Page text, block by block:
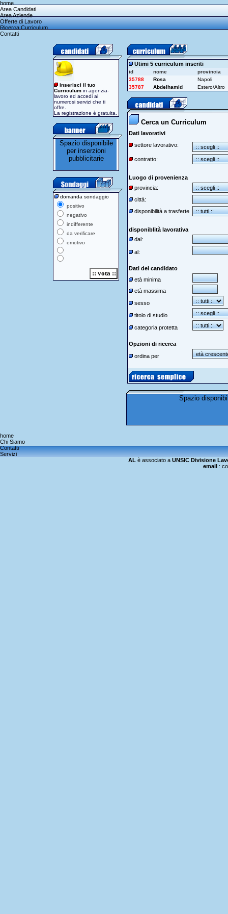
home
Area Candidati
Area Aziende
Offerte di Lavoro
Ricerca Curriculum
Contatti
inserisci il tuo
Curriculum in agenzia-
lavoro ed accedi ai
numerosi servizi che ti
offre.
La registrazione è gratuita.
domanda sondaggio
positivo
negativo
indifferente
da verificare
emotivo
Utimi 5 curriculum inseriti
id nome
provincia
35788
Rosa
Napoli
35787
Abdelhamid Estero/Altro
Cerca un Curriculum
Dati lavorativi
settore lavorativo:
contratto:
Luogo di provenienza
provincia:
città:
disponibilità a trasferte
disponiblità lavorativa
dal:
al:
Dati del candidato
età minima
età massima
sesso
titolo di studio
categoria protetta
Opzioni di ricerca
ordina per
home
Chi Siamo
Contatti
Servizi
AL è associato a UNSIC Divisione
email: